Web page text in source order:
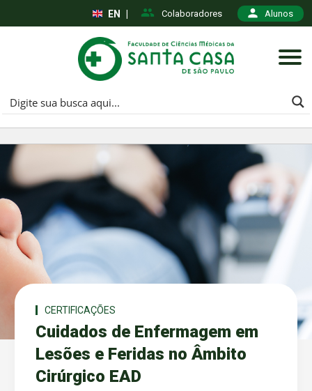
Colaboradores Alunos
EN
CERTIFICAÇÕES
Cuidados de Enfermagem em
Lesões e Feridas no Âmbito
Cirúrgico EAD